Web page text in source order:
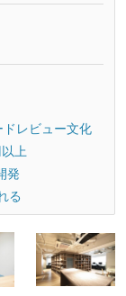
ドレビュー文化
上
発
る